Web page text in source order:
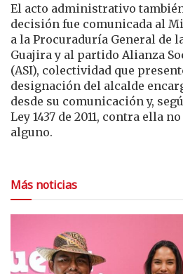
El acto administrativo
decisión fue comunicada al
a la Procuraduría General de
Guajira y al partido Alianza
(ASI), colectividad que
designación del alcalde
desde su comunicación y,
Ley 1437 de 2011, contra ella
alguno.
Más noticias